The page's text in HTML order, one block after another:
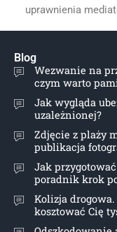
uprawnienia
Blog
Wezwanie na
czym warto
Jak wygląda
uzależnionej?
Zdjęcie z plaży
publikacja
Jak
poradnik krok
Kolizja drogowa.
kosztować Cię